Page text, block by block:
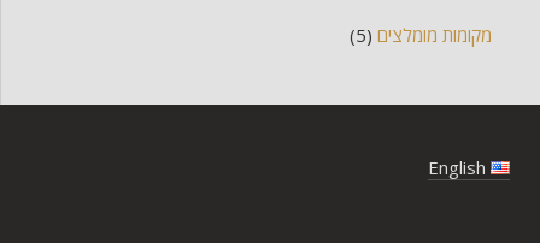
מקומות מומלצים (5)
English